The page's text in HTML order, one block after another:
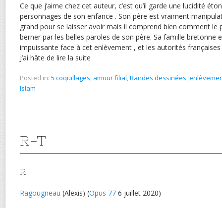
Ce que j’aime chez cet auteur, c’est qu’il garde une lucidité
personnages de son enfance . Son père est vraiment
grand pour se laisser avoir mais il comprend bien comment le
berner par les belles paroles de son père. Sa famille bretonne
impuissante face à cet enlèvement , et les autorités
J’ai hâte de lire la suite
Posted in: 5 coquillages, amour filial,Bandes dessinées,
Islam
R-T
R
Ragougneau (Alexis) (Opus 77 6 juillet 2020)